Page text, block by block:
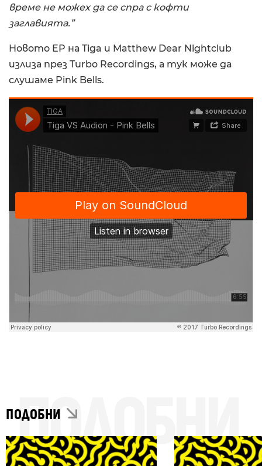
време не можех да се спра с кофти
заглавията.”
Новото EP на Tiga и Matthew Dear Nightclub
излиза през Turbo Recordings, а тук може да
слушаме Pink Bells.
ПОДОБНИ
ПОДОБНИ